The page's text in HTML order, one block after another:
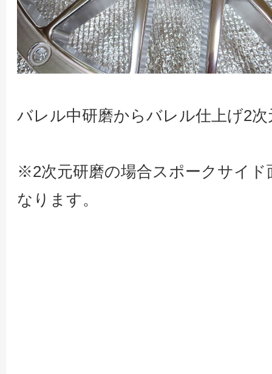
バレル中研磨からバレル仕上げ2次
※2次元研磨の場合スポークサイ
なります。